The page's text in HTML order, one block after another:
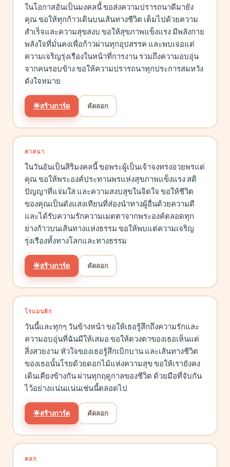
ในโอกาสอันเป็นมงคลนี้ ขอส่งความปรารถนาดีมายัง
คุณ ขอให้ทุกก้าวเดินบนเส้นทางชีวิต เต็มไปด้วยความ
สำเร็จและความสุขสงบ ขอให้สุขภาพแข็งแรง มีพลังกาย
พลังใจที่มั่นคงเพื่อก้าวผ่านทุกอุปสรรค และพบเจอแต่
ความเจริญรุ่งเรืองในหน้าที่การงาน รวมถึงความอบอุ่น
จากคนรอบข้าง ขอให้ความปรารถนาทุกประการสมหวัง
ดังใจหมาย
🌟สร้างการ์ด คัดลอก
ศาสนา
ในวันอันเป็นสิริมงคลนี้ ขอพระผู้เป็นเจ้าจงทรงอวยพรแด่
คุณ ขอให้พระองค์ประทานพรแห่งสุขภาพแข็งแรง สติ
ปัญญาที่แจ่มใส และความสงบสุขในจิตใจ ขอให้ชีวิต
ของคุณเป็นดังแสงเทียนที่ส่องนำทางผู้อื่นด้วยความดี
และได้รับความรักความเมตตาจากพระองค์ตลอดทุก
ย่างก้าวบนเส้นทางแห่งธรรม ขอให้พบแต่ความเจริญ
รุ่งเรืองทั้งทางโลกและทางธรรม
🌟สร้างการ์ด คัดลอก
โรแมนติก
วันนี้และทุกๆ วันข้างหน้า ขอให้เธอรู้สึกถึงความรักและ
ความอบอุ่นที่ฉันมีให้เสมอ ขอให้ดวงตาของเธอเห็นแต่
สิ่งสวยงาม หัวใจของเธอรู้สึกเบิกบาน และเส้นทางชีวิต
ของเธอนั้นโรยด้วยดอกไม้แห่งความสุข ขอให้เรายังคง
เดินเคียงข้างกัน ผ่านทุกฤดูกาลของชีวิต ด้วยมือที่จับกัน
ไว้อย่างแน่นแน่นเช่นนี้ตลอดไป
🌟สร้างการ์ด คัดลอก
ตลก